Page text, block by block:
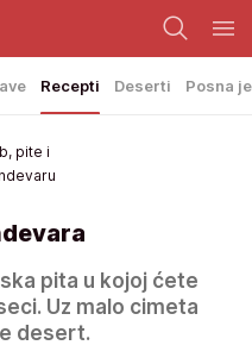
Recepti Deserti Posna
pite i
pita u kojoj ćete
Uz malo cimeta
desert.